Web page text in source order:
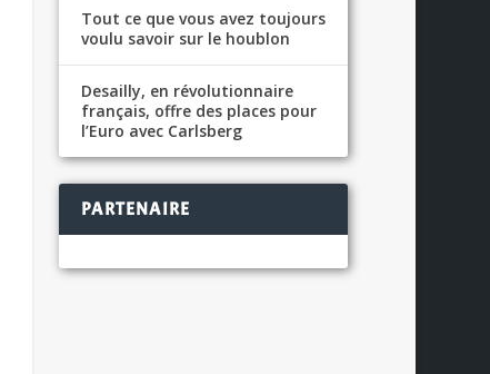
Tout ce que vous avez toujours
voulu savoir sur le houblon
Desailly, en révolutionnaire
français, offre des places pour
l’Euro avec Carlsberg
PARTENAIRE